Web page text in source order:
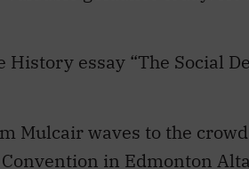
History essay “The Social
Mulcair waves to the
in Edmonton